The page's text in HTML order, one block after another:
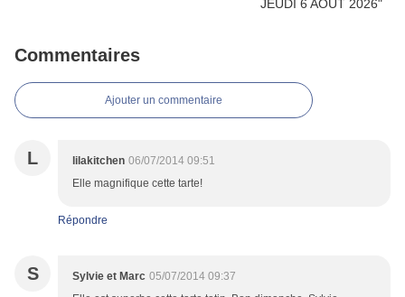
Commentaires
Ajouter un commentaire
L lilakitchen 06/07/2014 09:51
Elle magnifique cette tarte!
Répondre
S Sylvie et Marc 05/07/2014 09:37